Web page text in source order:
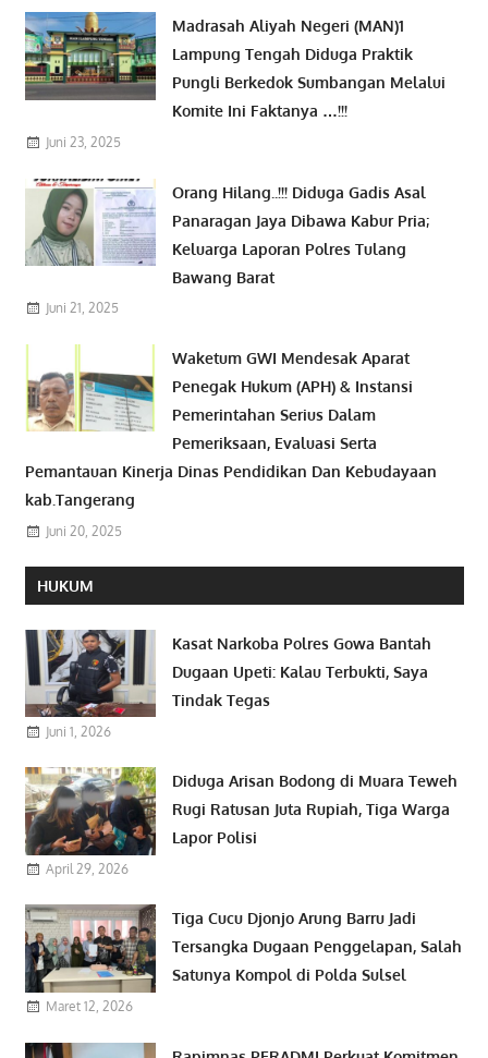
Madrasah Aliyah Negeri (MAN)1
Lampung Tengah Diduga Praktik
Pungli Berkedok Sumbangan Melalui
Komite Ini Faktanya …!!!
Juni 23, 2025
Orang Hilang..!!! Diduga Gadis Asal
Panaragan Jaya Dibawa Kabur Pria;
Keluarga Laporan Polres Tulang
Bawang Barat
Juni 21, 2025
Waketum GWI Mendesak Aparat
Penegak Hukum (APH) & Instansi
Pemerintahan Serius Dalam
Pemeriksaan, Evaluasi Serta
Pemantauan Kinerja Dinas Pendidikan Dan Kebudayaan
kab.Tangerang
Juni 20, 2025
HUKUM
Kasat Narkoba Polres Gowa Bantah
Dugaan Upeti: Kalau Terbukti, Saya
Tindak Tegas
Juni 1, 2026
Diduga Arisan Bodong di Muara Teweh
Rugi Ratusan Juta Rupiah, Tiga Warga
Lapor Polisi
April 29, 2026
Tiga Cucu Djonjo Arung Barru Jadi
Tersangka Dugaan Penggelapan, Salah
Satunya Kompol di Polda Sulsel
Maret 12, 2026